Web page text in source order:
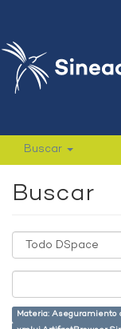
Buscar
Buscar
Materia: Aseguramiento